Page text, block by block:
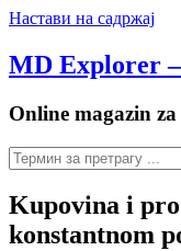
Настави на садржај
MD Explorer
Online magazin
Kupovina i
konstantnom